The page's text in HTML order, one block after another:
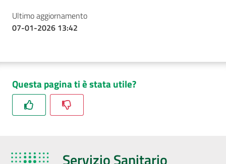
Ultimo aggiornamento
07-01-2026 13:42
Questa pagina ti è stata utile?